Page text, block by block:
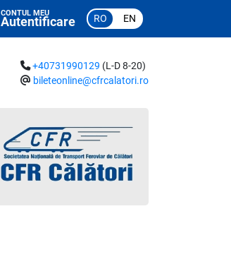
CONTUL MEU
Autentificare RO EN
+40731990129 (L-D 8-20)
bileteonline@cfrcalatori.ro